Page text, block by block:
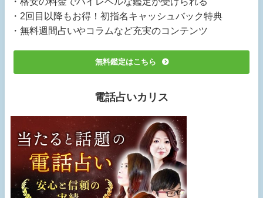
・2回目以降もお得！初指名キャッシュバック特典
・無料週間占いやコラムなど充実のコンテンツ
無料鑑定はこちら
電話占いカリス